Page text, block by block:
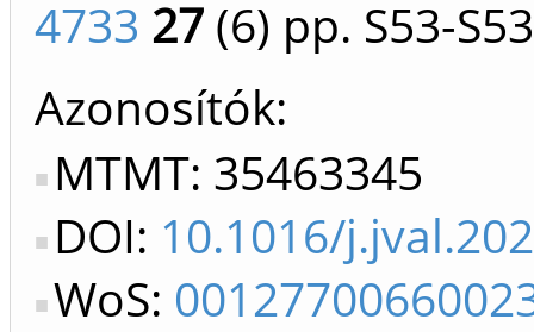
4733 27 (6) pp. S53-S53
Azonosítók
MTMT: 35463345
DOI: 10.1016/
WoS: